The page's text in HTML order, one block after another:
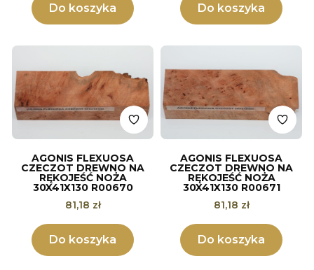
Do koszyka Do koszyka
AGONIS FLEXUOSA
CZECZOT DREWNO NA
RĘKOJEŚĆ NOŻA
30X41X130 R00670
Cena
81,18 zł
Do koszyka
AGONIS FLEXUOSA
CZECZOT DREWNO NA
RĘKOJEŚĆ NOŻA
30X41X130 R00671
Cena
81,18 zł
Do koszyka